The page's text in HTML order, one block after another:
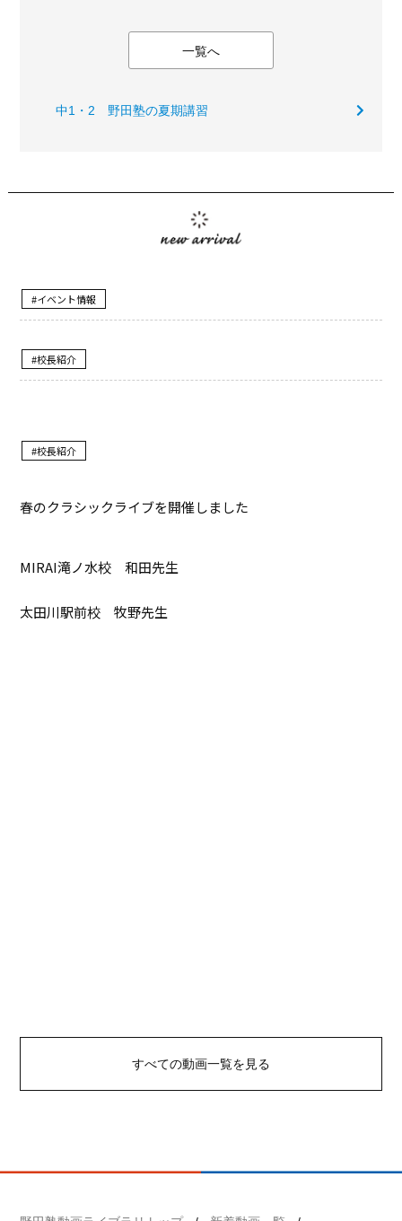
一覧へ
中1・2 野田塾の夏期講習
すべての動画一覧を見る